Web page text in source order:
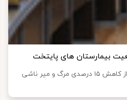
فرمانده عملیات مدیریت بیماری کرونا در کلانشهر تهران، از کاهش ۱۵ درصدی مرگ و میر ناشی